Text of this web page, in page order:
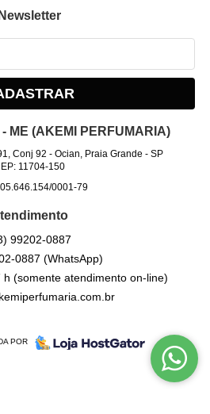
Newsletter
ME (AKEMI PERFUMARIA)
Conj 92 - Ocian, Praia Grande - SP
11704-150
0001-79
99202-0887
0887 (WhatsApp)
h (somente atendimento on-line)
POR